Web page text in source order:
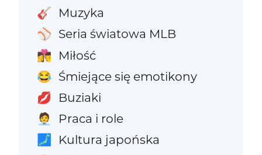
🎸 Muzyka
⚾ Seria światowa MLB
👩‍❤️‍💋‍👨 Miłość
😂 Śmiejące się emotikony
💋 Buziaki
🧑‍💼 Praca i role
🗾 Kultura japońska